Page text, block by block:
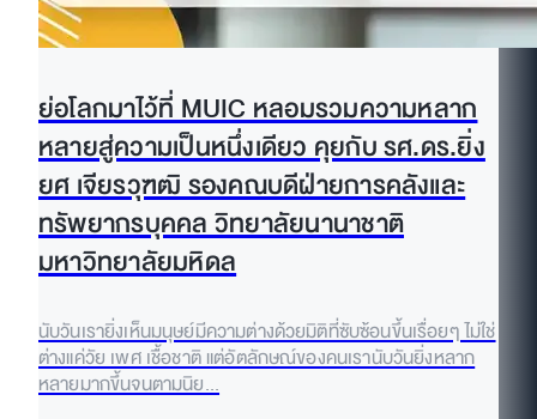
ย่อโลกมาไว้ที่ MUIC หลอมรวมความหลาก
หลายสู่ความเป็นหนึ่งเดียว คุยกับ รศ.ดร.ยิ่ง
ยศ เจียรวุฑฒิ รองคณบดีฝ่ายการคลังและ
ทรัพยากรบุคคล วิทยาลัยนานาชาติ
มหาวิทยาลัยมหิดล
นับวันเรายิ่งเห็นมนุษย์มีความต่างด้วยมิติที่ซับซ้อนขึ้นเรื่อยๆ ไม่ใช่
ต่างแค่วัย เพศ เชื้อชาติ แต่อัตลักษณ์ของคนเรานับวันยิ่งหลาก
หลายมากขึ้นจนตามนิย...